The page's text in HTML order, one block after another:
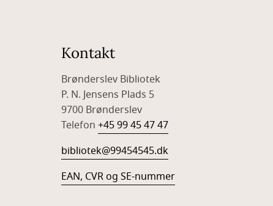
Kontakt
Brønderslev Bibliotek
P. N. Jensens Plads 5
9700 Brønderslev
Telefon +45 99 45 47 47
bibliotek@99454545.dk
EAN, CVR og SE-nummer